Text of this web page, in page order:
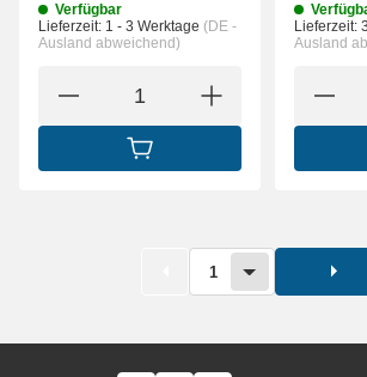
Verfügbar
Lieferzeit: 1 - 3 Werktage (DE -
Ausland abweichend)
IN DEN WARENKORB
Lieferzeit:
Ausland
1